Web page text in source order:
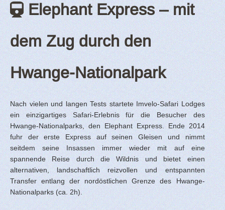
Elephant Express – mit
dem Zug durch den
Hwange-Nationalpark
Nach vielen und langen Tests startete Imvelo-Safari Lodges
ein einzigartiges Safari-Erlebnis für die Besucher des
Hwange-Nationalparks, den Elephant Express. Ende 2014
fuhr der erste Express auf seinen Gleisen und nimmt
seitdem seine Insassen immer wieder mit auf eine
spannende Reise durch die Wildnis und bietet einen
alternativen, landschaftlich reizvollen und entspannten
Transfer entlang der nordöstlichen Grenze des Hwange-
Nationalparks (ca. 2h).